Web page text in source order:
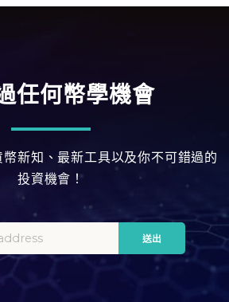
任何幣學機會
新知、最新工具以及你不可錯過的
投資機會！